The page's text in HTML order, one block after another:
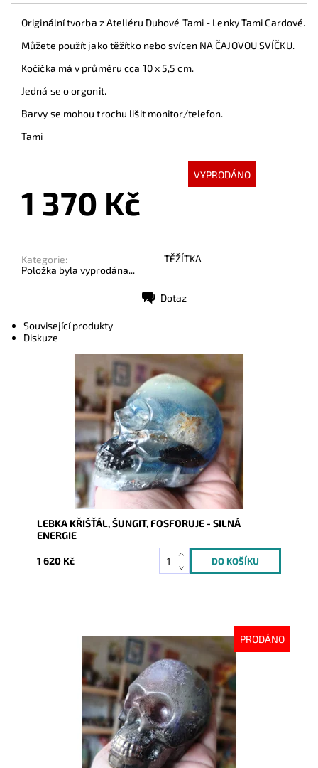
Originální tvorba z Ateliéru Duhové Tami - Lenky Tami Cardové.
Můžete použít jako těžítko nebo svícen NA ČAJOVOU SVÍČKU.
Kočička má v průměru cca 10 x 5,5 cm.
Jedná se o orgonit.
Barvy se mohou trochu lišit monitor/telefon.
Tami
VYPRODÁNO
1 370 Kč
Kategorie:
TĚŽÍTKA
Položka byla vyprodána...
Dotaz
Související produkty
Diskuze
Dostupnost:
Skladem
10622
LEBKA KŘIŠŤÁL, ŠUNGIT, FOSFORUJE - SILNÁ
ENERGIE
1 620 Kč
PRODÁNO
Dostupnost:
Vyprodáno
10621